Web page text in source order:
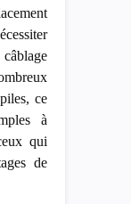
câblage
ce
à
qui
de